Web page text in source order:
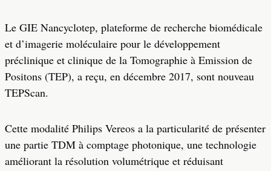
Le GIE Nancyclotep, plateforme de recherche biomédicale
et d’imagerie moléculaire pour le développement
préclinique et clinique de la Tomographie à Emission de
Positons (TEP), a reçu, en décembre 2017, sont nouveau
TEPScan.
Cette modalité Philips Vereos a la particularité de présenter
une partie TDM à comptage photonique, une technologie
améliorant la résolution volumétrique et réduisant